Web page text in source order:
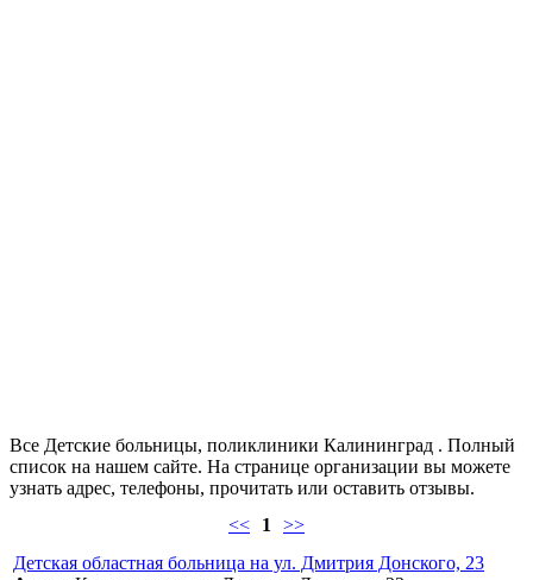
Все Детские больницы, поликлиники Калининград . Полный
список на нашем сайте. На странице организации вы можете
узнать адрес, телефоны, прочитать или оставить отзывы.
<<
1 >>
Детская областная больница на ул. Дмитрия Донского, 23